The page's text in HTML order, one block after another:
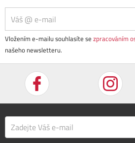
Vložením e-mailu souhlasíte se zpracováním
našeho newsletteru.